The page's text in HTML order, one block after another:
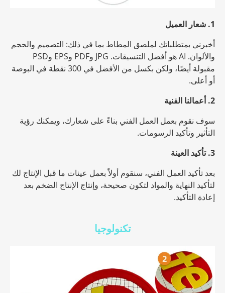
1. شعار العميل
أخبرني بمتطلباتك لملصق المطاط بما في ذلك: التصميم والحجم
والألوان. AI هو أفضل التنسيقات. JPG وPDF وEPS وPSD
مقبولة أيضًا، ولكن بكسل
من الأفضل في 300 نقطة في البوصة
أو أعلى.
2. أعمالنا الفنية
سوف نقوم بعمل العمل الفني بناءً على شعارك، ويمكنك رؤية
التأثير وتأكيد الرسومات.
3. تأكيد العينة
بعد تأكيد العمل الفني، سنقوم أولاً بعمل عينات ما قبل الإنتاج لك
لتأكيد النهاية والمواد لتكون صحيحة، وإنتاج الإنتاج الضخم بعد
إعادة التأكيد.
تكنولوجيا